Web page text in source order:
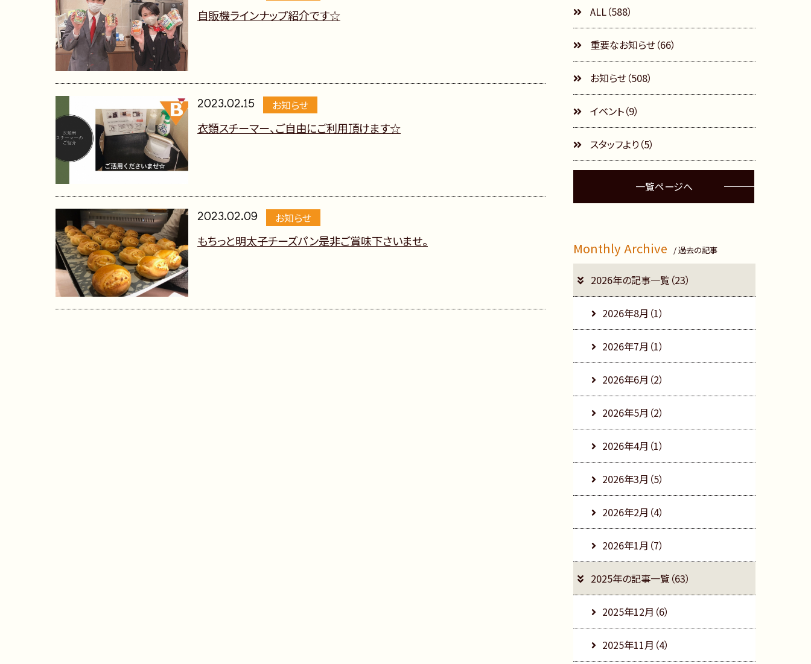
自販機ラインナップ紹介です☆
2023.02.15 お知らせ
衣類スチーマー、ご自由にご利用頂けます☆
2023.02.09 お知らせ
もちっと明太子チーズパン是非ご賞味下さいませ。
ALL（588）
重要なお知らせ（66）
お知らせ（508）
イベント（9）
スタッフより（5）
一覧ページへ
Monthly Archive / 過去の記事
2026年の記事一覧（23）
2026年8月（1）
2026年7月（1）
2026年6月（2）
2026年5月（2）
2026年4月（1）
2026年3月（5）
2026年2月（4）
2026年1月（7）
2025年の記事一覧（63）
2025年12月（6）
2025年11月（4）